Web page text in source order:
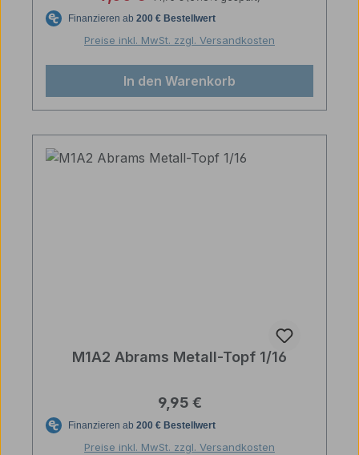
Preise inkl. MwSt. zzgl. Versandkosten
In den Warenkorb
M1A2 Abrams Metall-Topf 1/16
Regulärer Preis:
9,95 €
Preise inkl. MwSt. zzgl. Versandkosten